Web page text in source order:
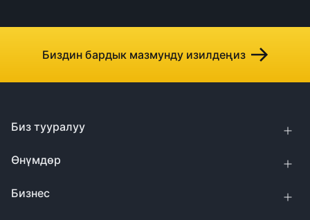
Биздин бардык мазмунду изилдеңиз
Биз тууралуу
Өнүмдөр
Бизнес